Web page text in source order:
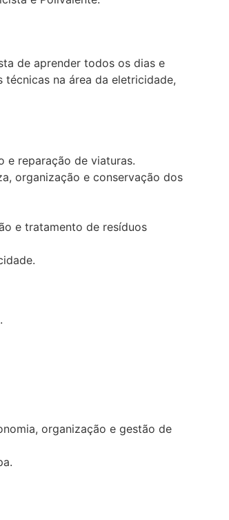
de aprender todos os dias e
na área da eletricidade,
e reparação de viaturas.
organização e conservação dos
e tratamento de resíduos
organização e gestão de